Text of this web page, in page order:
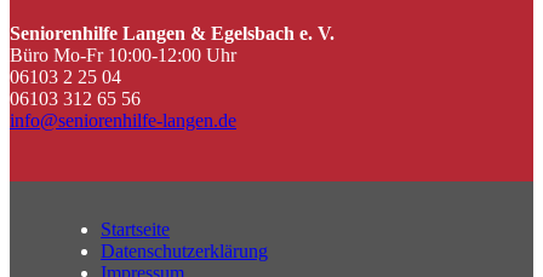
Seniorenhilfe Langen & Egelsbach e. V.
Büro Mo-Fr 10:00-12:00 Uhr
06103 2 25 04
06103 312 65 56
info@seniorenhilfe-langen.de
Startseite
Datenschutzerklärung
Impressum